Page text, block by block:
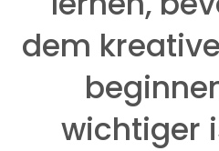
dem
wichtiger